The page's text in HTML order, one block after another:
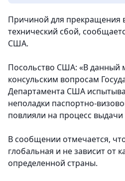
Причиной для прекращения
технический сбой,
США.
Посольство США: «В данный
консульским вопросам
Департамента США
неполадки паспортно-
повлияли на процесс
В сообщении отмечается,
глобальная и не зависит от
определенной страны.